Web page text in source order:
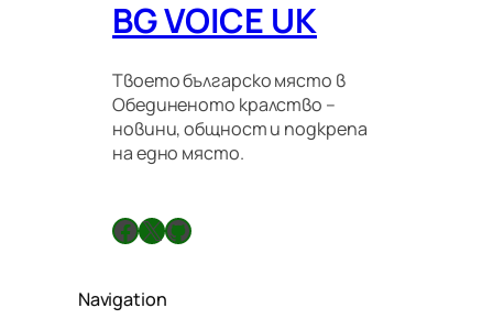
BG VOICE UK
Твоето българско място в
Обединеното кралство –
новини, общност и подкрепа
на едно място.
Facebook X GitHub
Navigation